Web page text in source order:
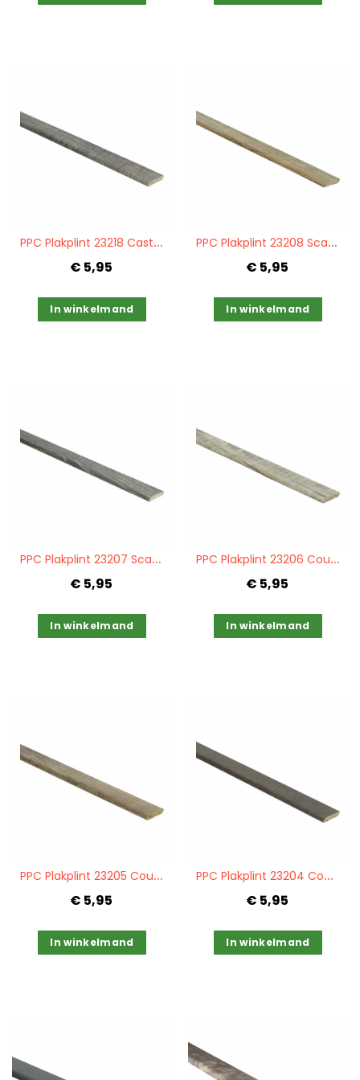
P
PC Plakplint 23218 Castle oak light grey
€ 5,95
In winkelmand
P
PC Plakplint 23208 Scarlet oak nature
€ 5,95
In winkelmand
P
PC Plakplint 23207 Scarlet oak dark grey
€ 5,95
In winkelmand
P
PC Plakplint 23206 Country oak light
€ 5,95
In winkelmand
P
PC Plakplint 23205 Country oak green
€ 5,95
In winkelmand
P
PC Plakplint 23204 Country oak brown
€ 5,95
In winkelmand